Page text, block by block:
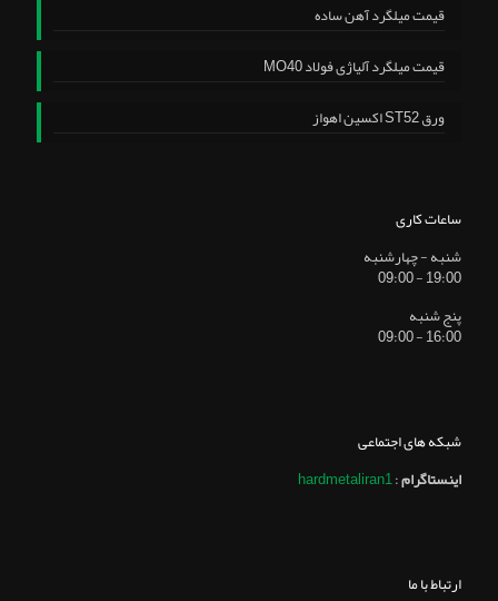
قیمت میلگرد آهن ساده
قیمت میلگرد آلیاژی فولاد MO40
ورق ST52 اکسین اهواز
ساعات کاری
شنبه - چهارشنبه
19:00 - 09:00
پنج شنبه
16:00 - 09:00
شبکه های اجتماعی
اینستاگرام:
hardmetaliran1
ارتباط با ما